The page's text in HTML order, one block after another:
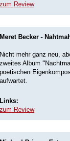
zum Review
Meret Becker -
Nicht mehr ganz neu,
zweites Album
poetischen
aufwartet.
Links:
zum Review